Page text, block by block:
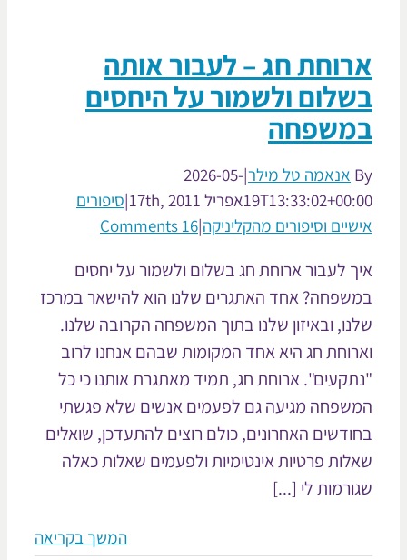
היחסים
במשפחה
חג – לעבור אותה
ולשמור על היחסים
אנאמה טל מילר|
2026-05-
אפריל 17th, 2011 |סיפורים
וסיפורים מהקליניקה|
16 Comments
לעבור ארוחת חג בשלום ולשמור על יחסים
אחד האתגרים שלנו הוא להישאר במרכז
ובאיזון שלנו בתוך המשפחה הקרובה שלנו.
חג היא אחד המקומות שבהם אנחנו לרוב
ארוחת חג, תמיד מאתגרת אותנו כי כל
מגיעה גם לפעמים אנשים שלא פגשתי
האחרונים, כולם רוצים להתעדכן, שואלים
פרטיות אינטימיות ולפעמים שאלות כאלה
לי [...]
המשך בקריאה